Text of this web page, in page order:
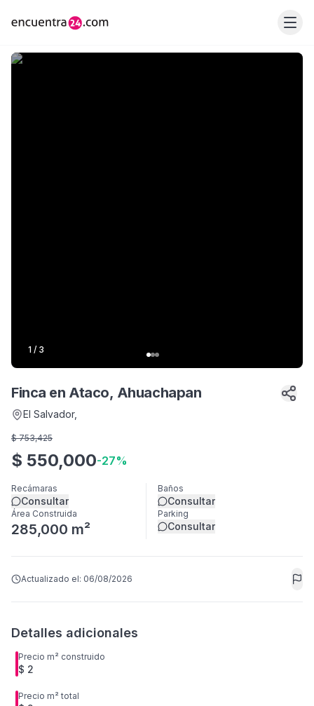
1 / 3
Finca en Ataco, Ahuachapan
El Salvador,
$ 753,425
$ 550,000-27%
Recámaras
Consultar
Baños
Consultar
Área Construida
285,000 m²
Parking
Consultar
Actualizado el: 06/08/2026
Detalles adicionales
Precio m² construido
$ 2
Precio m² total